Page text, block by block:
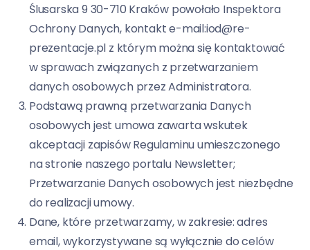
Ślusarska 9 30-710 Kraków powołało Inspektora
Ochrony Danych, kontakt e-mail:iod@re-
prezentacje.pl z którym można się kontaktować
w sprawach związanych z przetwarzaniem
danych osobowych przez Administratora.
Podstawą prawną przetwarzania Danych
osobowych jest umowa zawarta wskutek
akceptacji zapisów Regulaminu umieszczonego
na stronie naszego portalu Newsletter;
Przetwarzanie Danych osobowych jest niezbędne
do realizacji umowy.
Dane, które przetwarzamy, w zakresie: adres
email, wykorzystywane są wyłącznie do celów